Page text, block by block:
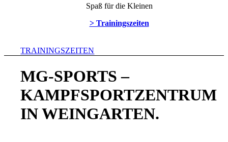
Spaß für die Kleinen
> Trainingszeiten
TRAININGSZEITEN
MG-SPORTS –
KAMPFSPORTZENTRUM
IN WEINGARTEN.